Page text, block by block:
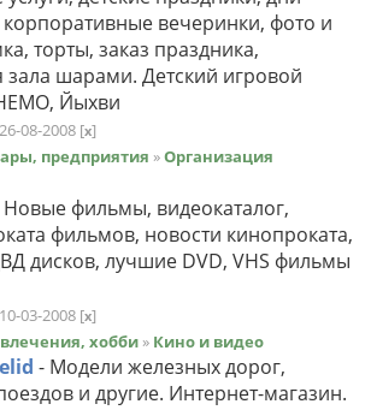
вечеринки, фото и
торты, заказ праздника,
шарами. Детский игровой
Йыхви
08-2008 [x]
предприятия »Организация
Новые фильмы, видеокаталог,
фильмов, новости кинопроката,
дисков, лучшие DVD, VHS фильмы
03-2008 [x]
хобби » Кино и видео
- Модели железных дорог,
и другие. Интернет-магазин.